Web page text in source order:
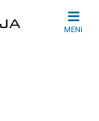
MENI